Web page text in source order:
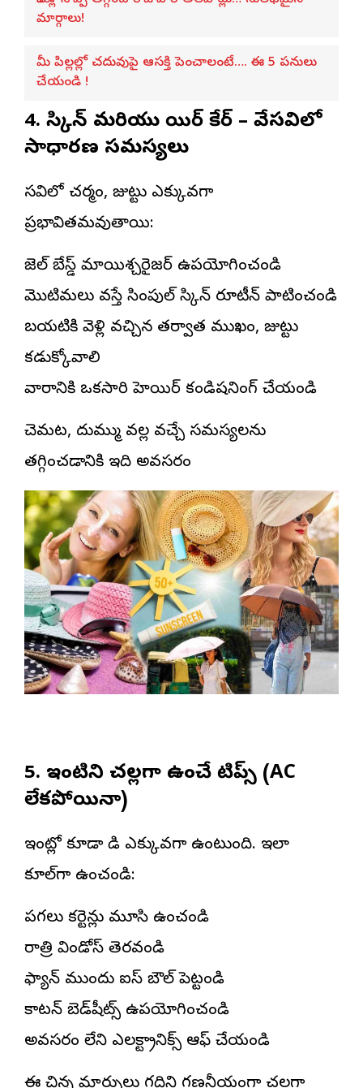
మార్గాలు!
మీ పిల్లల్లో చదువుపై ఆసక్తి పెంచాలంటే…. ఈ 5 పనులు
చేయండి !
4. స్కిన్ మరియు హెయిర్ కేర్ – వేసవిలో
సాధారణ సమస్యలు
వేసవిలో చర్మం, జుట్టు ఎక్కువగా
ప్రభావితమవుతాయి:
జెల్ బేస్డ్ మాయిశ్చరైజర్ ఉపయోగించండి
మొటిమలు వస్తే సింపుల్ స్కిన్ రూటీన్ పాటించండి
బయటికి వెళ్లి వచ్చిన తర్వాత ముఖం, జుట్టు
కడుక్కోవాలి
వారానికి ఒకసారి హెయిర్ కండిషనింగ్ చేయండి
చెమట, దుమ్ము వల్ల వచ్చే సమస్యలను
తగ్గించడానికి ఇది అవసరం
5. ఇంటిని చల్లగా ఉంచే టిప్స్ (AC
లేకపోయినా)
ఇంట్లో కూడా వేడి ఎక్కువగా ఉంటుంది. ఇలా
కూల్‌గా ఉంచండి:
పగలు కర్టెన్లు మూసి ఉంచండి
రాత్రి విండోస్ తెరవండి
ఫ్యాన్ ముందు ఐస్ బౌల్ పెట్టండి
కాటన్ బెడ్‌షీట్స్ ఉపయోగించండి
అవసరం లేని ఎలక్ట్రానిక్స్ ఆఫ్ చేయండి